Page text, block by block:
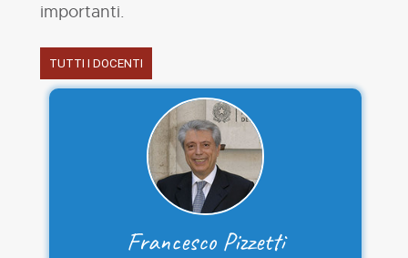
importanti.
TUTTI I DOCENTI
Francesco Pizzetti